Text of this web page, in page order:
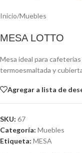
Inicio/Muebles
MESA LOTTO
Mesa ideal para
termoesmaltada y
Agregar a lista de
SKU: 67
Categoría: Muebles
Etiqueta: MESA